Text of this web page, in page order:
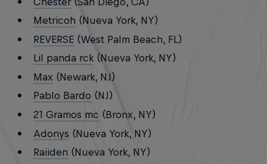
Metricoh (Nueva York, NY)
REVERSE(West Palm Beach, FL)
Lil panda rck(Nueva York, NY)
Max (Newark, NJ)
Pablo Bardo (NJ)
21 Gramos mc (Bronx, NY)
Adonys (Nueva York, NY)
Raiiden (Nueva York, NY)